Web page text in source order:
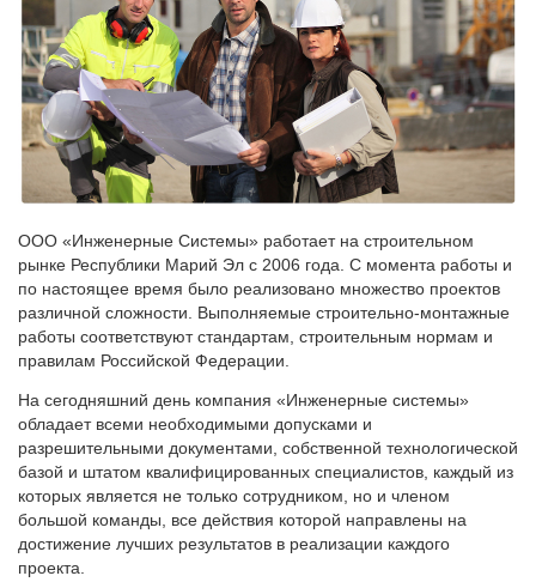
ООО «Инженерные Системы» работает на строительном
рынке Республики Марий Эл с 2006 года. С момента работы и
по настоящее время было реализовано множество проектов
различной сложности. Выполняемые строительно-монтажные
работы соответствуют стандартам, строительным нормам и
правилам Российской Федерации.
На сегодняшний день компания «Инженерные системы»
обладает всеми необходимыми допусками и
разрешительными документами, собственной технологической
базой и штатом квалифицированных специалистов, каждый из
которых является не только сотрудником, но и членом
большой команды, все действия которой направлены на
достижение лучших результатов в реализации каждого
проекта.